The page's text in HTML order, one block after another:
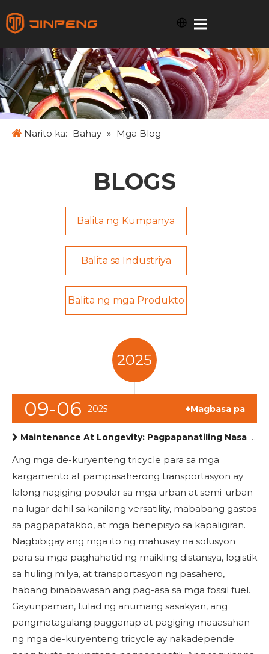
Narito ka: Bahay » Mga Blog
BLOGS
Balita ng Kumpanya
Balita sa Industriya
Balita ng mga Produkto
2025
09-06 2025 +Magbasa pa
Maintenance At Longevity: Pagpapanatiling Nasa Top Condition ang mga Electric Tricycle para sa Cargo At Pasahero
Ang mga de-kuryenteng tricycle para sa mga
kargamento at pampasaherong transportasyon ay
lalong nagiging popular sa mga urban at semi-urban
na lugar dahil sa kanilang versatility, mababang gastos
sa pagpapatakbo, at mga benepisyo sa kapaligiran.
Nagbibigay ang mga ito ng mahusay na solusyon
para sa mga paghahatid ng maikling distansya, logistik
sa huling milya, at transportasyon ng pasahero,
habang binabawasan ang pag-asa sa mga fossil fuel.
Gayunpaman, tulad ng anumang sasakyan, ang
pangmatagalang pagganap at pagiging maaasahan
ng mga de-kuryenteng tricycle ay nakadepende